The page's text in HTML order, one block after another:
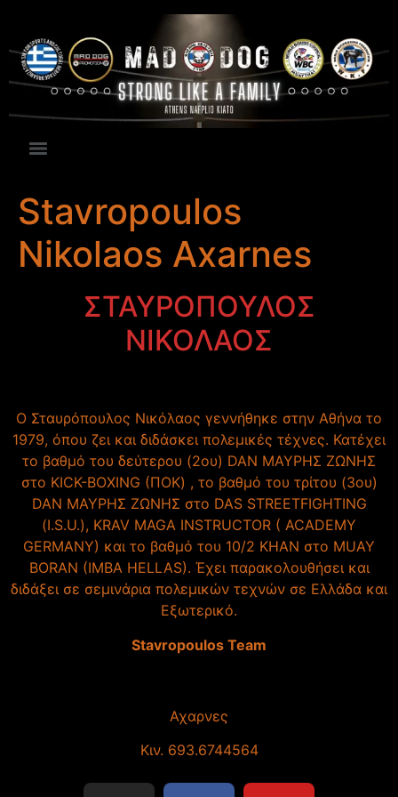
Stavropoulos
Nikolaos Axarnes
ΣΤΑΥΡΟΠΟΥΛΟΣ
ΝΙΚΟΛΑΟΣ
Ο Σταυρόπουλος Νικόλαος γεννήθηκε στην Αθήνα το
1979, όπου ζει και διδάσκει πολεμικές τέχνες. Κατέχει
το βαθμό του δεύτερου (2ου) DAN ΜΑΥΡΗΣ ΖΩΝΗΣ
στο KICK-BOXING (ΠΟΚ) , το βαθμό του τρίτου (3ου)
DAN ΜΑΥΡΗΣ ΖΩΝΗΣ στο DAS STREETFIGHTING
(I.S.U.), KRAV MAGA INSTRUCTOR ( ACADEMY
GERMANY) και το βαθμό του 10/2 KHAN στο MUAY
BORAN (IMBA HELLAS). Έχει παρακολουθήσει και
διδάξει σε σεμινάρια πολεμικών τεχνών σε Ελλάδα και
Εξωτερικό.
Stavropoulos Team
Αχαρνες
Κιν. 693.6744564